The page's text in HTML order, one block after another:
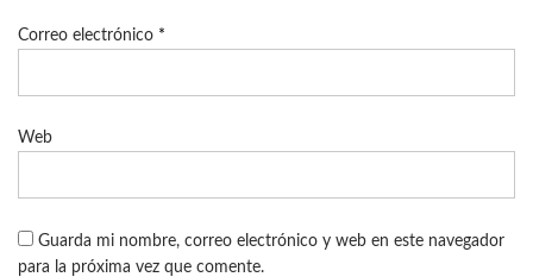
Correo electrónico *
Web
Guarda mi nombre, correo electrónico y web en este navegador
para la próxima vez que comente.